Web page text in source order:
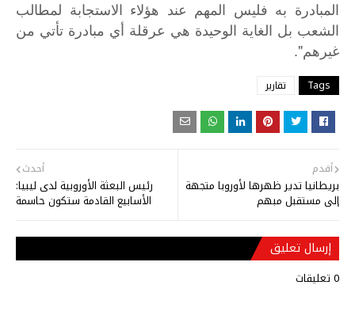
المبادرة به فليس المهم عند هؤلاء الاستجابة لمطالب
الشعب بل الغاية الوحيدة هي عرقلة أي مبادرة تأتي من
غيرهم".
Tags تقارير
أحدث
رئيس البعثة الأوروبية لدى ليبيا:
الأسابيع القادمة ستكون حاسمة
أقدم
بريطانيا تدير ظهرها لأوروبا متجهة
إلى مستقبل مبهم
إرسال تعليق
0 تعليقات